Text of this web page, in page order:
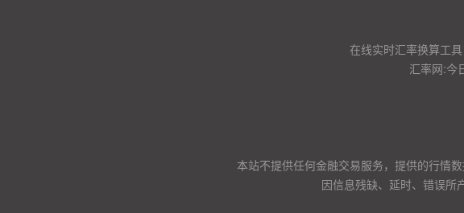
在线实时汇率换算工
汇率网:今
本站不提供任何金融交易服务，提供的行情
因信息残缺、延时、错误所